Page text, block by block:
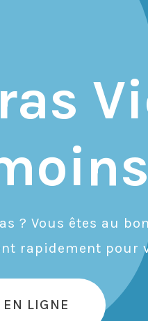
? Vous êtes au
rapidement pour
LIGNE